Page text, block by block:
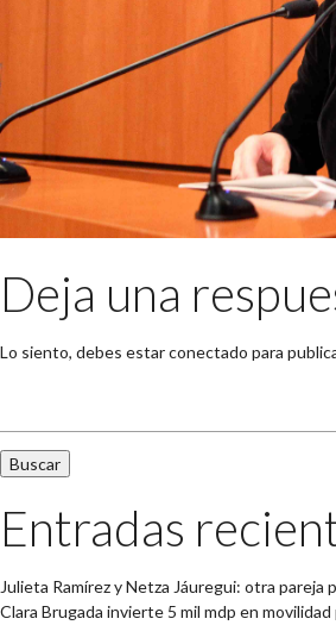
Deja una
Lo siento, debes estarconectado para
Entradas
Julieta Ramírez y Netza Jáuregui: otra pareja
Clara Brugada invierte 5 mil mdp en movilidad